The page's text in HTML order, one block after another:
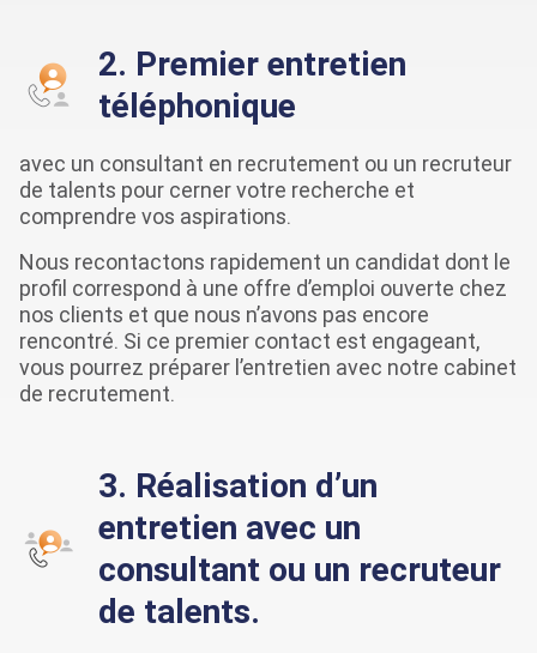
2. Premier entretien
téléphonique
avec un consultant en recrutement ou un recruteur
de talents pour cerner votre recherche et
comprendre vos aspirations.
Nous recontactons rapidement un candidat dont le
profil correspond à une offre d’emploi ouverte chez
nos clients et que nous n’avons pas encore
rencontré. Si ce premier contact est engageant,
vous pourrez préparer l’entretien avec notre cabinet
de recrutement.
3. Réalisation d’un
entretien avec un
consultant ou un recruteur
de talents.